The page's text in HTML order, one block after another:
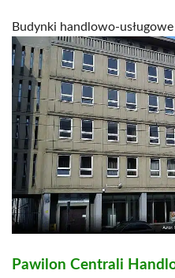
Budynki handlowo-usługowe
Pawilon Centrali